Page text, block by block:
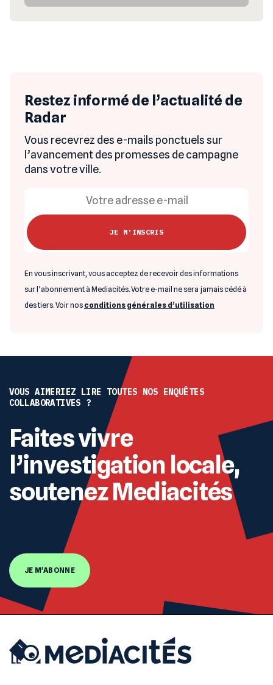
Restez informé de l’actualité de
Radar
Vous recevrez des e-mails ponctuels sur
l’avancement des promesses de campagne
dans votre ville.
En vous inscrivant, vous acceptez de recevoir des informations
sur l’abonnement à Mediacités. Votre e-mail ne sera jamais cédé à
des tiers. Voir nos conditions générales d’utilisation
VOUS AIMERIEZ LIRE TOUTES NOS ENQUÊTES
COLLABORATIVES ?
Faites vivre
l’investigation locale,
soutenez Mediacités
JE M'ABONNE